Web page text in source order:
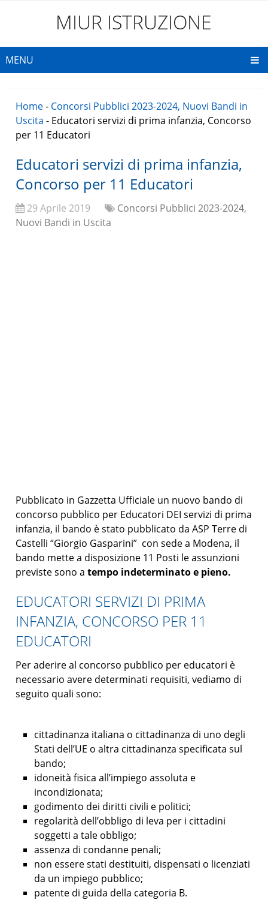
MIUR ISTRUZIONE
MENU
Home- Concorsi Pubblici 2023-2024, Nuovi Bandi in
Uscita - Educatori servizi di prima infanzia, Concorso
per 11 Educatori
Educatori servizi di prima infanzia,
Concorso per 11 Educatori
29 Aprile 2019
Concorsi Pubblici 2023-2024,
Nuovi Bandi in Uscita
Pubblicato in Gazzetta Ufficiale un nuovo bando di
concorso pubblico per Educatori DEI servizi di prima
infanzia, il bando è stato pubblicato da ASP Terre di
Castelli “Giorgio Gasparini” con sede a Modena, il
bando mette a disposizione 11 Posti le assunzioni
previste sono a tempo indeterminato e pieno.
EDUCATORI SERVIZI DI PRIMA
INFANZIA, CONCORSO PER 11
EDUCATORI
Per aderire al concorso pubblico per educatori è
necessario avere determinati requisiti, vediamo di
seguito quali sono:
cittadinanza italiana o cittadinanza di uno degli
Stati dell’UE o altra cittadinanza specificata sul
bando;
idoneità fisica all’impiego assoluta e
incondizionata;
godimento dei diritti civili e politici;
regolarità dell’obbligo di leva per i cittadini
soggetti a tale obbligo;
assenza di condanne penali;
non essere stati destituiti, dispensati o licenziati
da un impiego pubblico;
patente di guida della categoria B.